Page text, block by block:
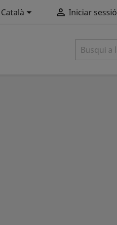
Català  Iniciar sessió